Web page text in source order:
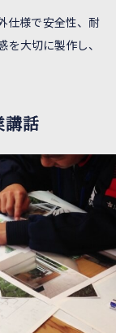
仕様で安全性、耐
大切に製作し、
講話